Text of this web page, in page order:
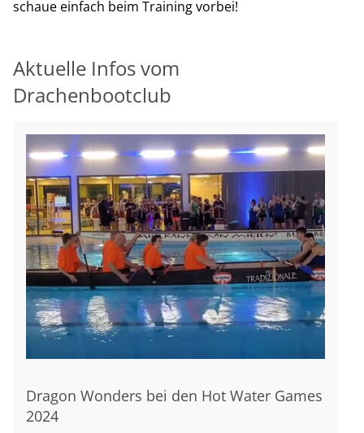
schaue einfach beim Training vorbei!
Aktuelle Infos vom
Drachenbootclub
Dragon Wonders bei den Hot Water Games
2024